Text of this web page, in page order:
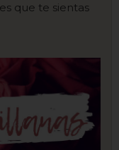
que te sientas